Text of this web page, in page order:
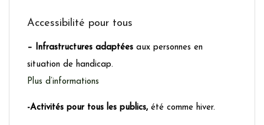
Accessibilité pour tous
– Infrastructures adaptées aux personnes en
situation de handicap.
Plus d’informations
-Activités pour tous les publics, été comme hiver.